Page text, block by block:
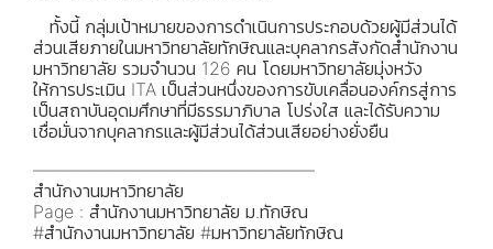
ทั้งนี้ กลุ่มเป้าหมายของการดำเนินการประกอบด้วยผู้มีส่วนได้
ส่วนเสียภายในมหาวิทยาลัยทักษิณและบุคลากรสังกัดสำนักงาน
มหาวิทยาลัย รวมจำนวน 126 คน โดยมหาวิทยาลัยมุ่งหวัง
ให้การประเมิน ITA เป็นส่วนหนึ่งของการขับเคลื่อนองค์กรสู่การ
เป็นสถาบันอุดมศึกษาที่มีธรรมาภิบาล โปร่งใส และได้รับความ
เชื่อมั่นจากบุคลากรและผู้มีส่วนได้ส่วนเสียอย่างยั่งยืน
————————————————
สำนักงานมหาวิทยาลัย
Page : สำนักงานมหาวิทยาลัย ม.ทักษิณ
#สำนักงานมหาวิทยาลัย #มหาวิทยาลัยทักษิณ